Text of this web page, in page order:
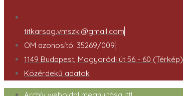
titkarsag.vmszki@gmail.com
OM azonosító: 35269/009
1149 Budapest, Mogyoródi út 56 - 60 (Térkép)
Közérdekű adatok